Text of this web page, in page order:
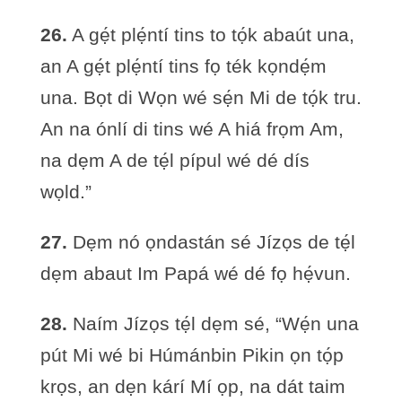
26. A gẹ́t plẹ́ntí tins to tọ́k abaút una,
an A gẹ́t plẹ́ntí tins fọ ték kọndẹ́m
una. Bọt di Wọn wé sẹ́n Mi de tọ́k tru.
An na ónlí di tins wé A hiá frọm Am,
na dẹm A de tẹ́l pípul wé dé dís
wọld.”
27. Dẹm nó ọndastán sé Jízọs de tẹ́l
dẹm abaut Im Papá wé dé fọ hẹ́vun.
28. Naím Jízọs tẹ́l dẹm sé, “Wẹ́n una
pút Mi wé bi Húmánbin Pikin ọn tọ́p
krọs, an dẹn kárí Mí ọp, na dát taim